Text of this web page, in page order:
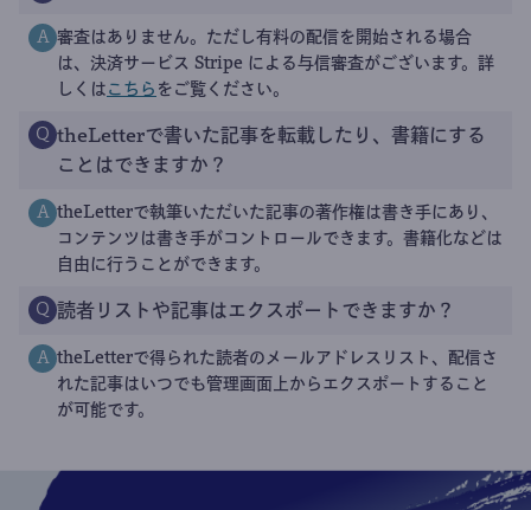
A 審査はありません。ただし有料の配信を開始される場合
は、決済サービス Stripe による与信審査がございます。詳
しくは こちら をご覧ください。
Q theLetterで書いた記事を転載したり、書籍にする
ことはできますか？
A theLetterで執筆いただいた記事の著作権は書き手にあり、
コンテンツは書き手がコントロールできます。書籍化などは
自由に行うことができます。
Q 読者リストや記事はエクスポートできますか？
A theLetterで得られた読者のメールアドレスリスト、配信さ
れた記事はいつでも管理画面上からエクスポートすること
が可能です。